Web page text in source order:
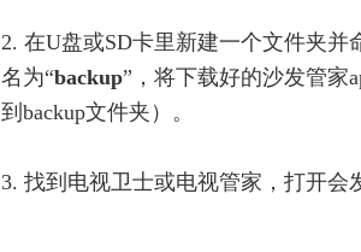
2. 在U盘或SD卡里新建一个文件夹并
名为“backup”，将下载好的沙发管家
到backup文件夹）。
3. 找到电视卫士或电视管家，打开会